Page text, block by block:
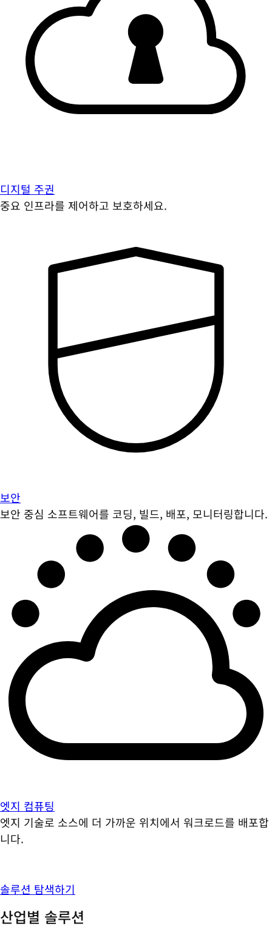
디지털 주권
중요 인프라를 제어하고 보호하세요.
보안
보안 중심 소프트웨어를 코딩, 빌드, 배포, 모니터링합니다.
엣지 컴퓨팅
엣지 기술로 소스에 더 가까운 위치에서 워크로드를 배포합
니다.
솔루션 탐색하기
산업별 솔루션